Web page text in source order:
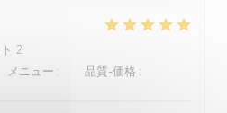
2
メニュー : 品質-価格 :